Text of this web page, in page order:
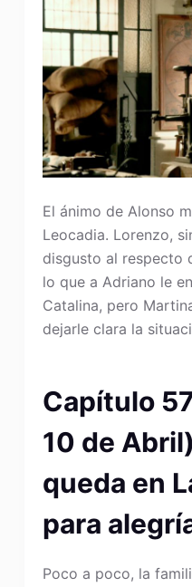
El ánimo de Alonso
Leocadia. Lorenzo,
disgusto al respecto
lo que a Adriano le
Catalina, pero
dejarle clara la
Capítulo
10 de
queda en
para
Poco a poco, la